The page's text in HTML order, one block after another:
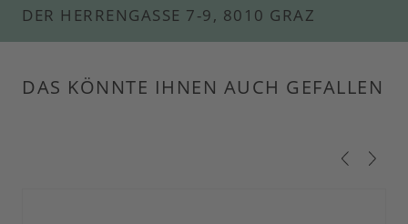
DER HERRENGASSE 7-9, 8010 GRAZ
DAS KÖNNTE IHNEN AUCH GEFALLEN